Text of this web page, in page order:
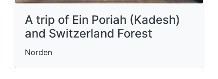
A trip of Ein Poriah (Kadesh)
and Switzerland Forest
Norden